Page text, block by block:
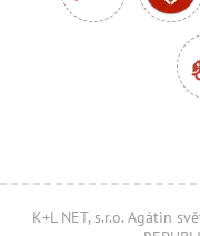
K+L NET, s.r.o. Agátin